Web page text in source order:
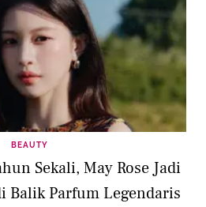
BEAUTY
Sekali, May Rose Jadi
Balik Parfum Legendaris